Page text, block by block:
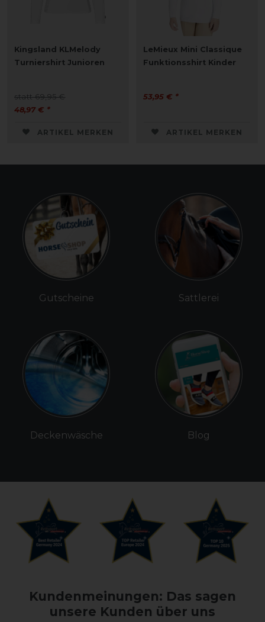
Kingsland KLMelody
Turniershirt Junioren
statt 69,95 €
48,97 € *
ARTIKEL MERKEN
LeMieux Mini Classique
Funktionsshirt Kinder
53,95 € *
ARTIKEL MERKEN
Gutscheine
Deckenwäsche
Sattlerei
Blog
Kundenmeinungen: Das sagen
unsere Kunden über uns